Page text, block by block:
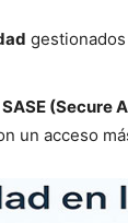
(Secure
un acceso